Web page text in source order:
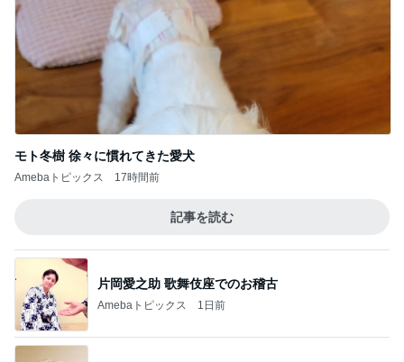
モト冬樹 徐々に慣れてきた愛犬
Amebaトピックス 17時間前
記事を読む
片岡愛之助 歌舞伎座でのお稽古
Amebaトピックス 1日前